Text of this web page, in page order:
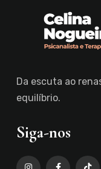
Da escuta ao
equilíbrio.
Siga-nos